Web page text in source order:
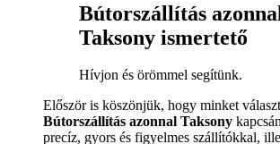
Bútorszállítás
Taksony ismertető
Hívjon és örömmel segítünk.
Először is köszönjük, hogy minket
Bútorszállítás azonnal Taksony
precíz, gyors és figyelmes szállítókkal,